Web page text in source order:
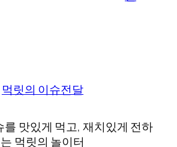
먹릿의 이슈전달
를 맛있게 먹고, 재치있게 전하
는 먹릿의 놀이터